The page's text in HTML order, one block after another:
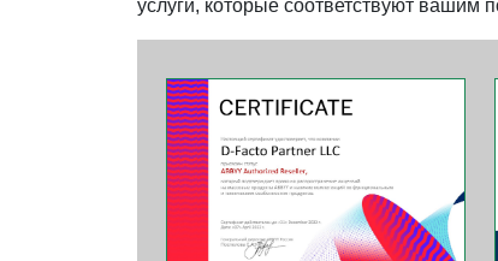
услуги, которые соответствуют вашим